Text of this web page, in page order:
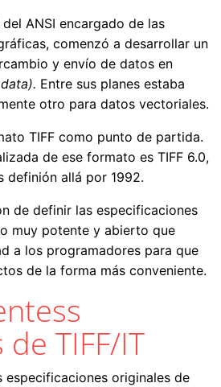
ANSI encargado de las
comenzó a desarrollar un
y envío de datos en
Entre sus planes estaba
otro para datos vectoriales.
TIFF como punto de partida.
de ese formato es TIFF 6.0,
definión allá por 1992.
de definir las especificaciones
muy potente y abierto que
a los programadores para que
de la forma más conveniente.
TIFF/IT
especificaciones originales de